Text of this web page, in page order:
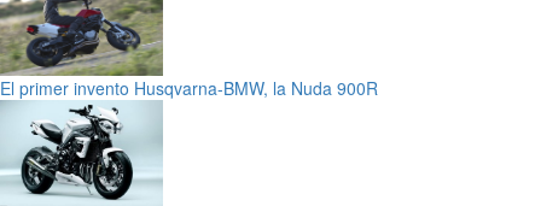
El primer invento Husqvarna-BMW, la Nuda 900R